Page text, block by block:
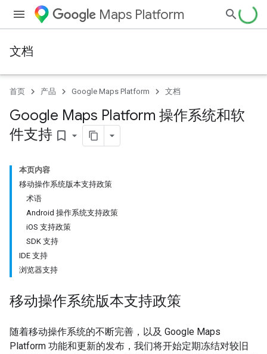
Maps Platform
文档
首页 产品 Google Maps Platform 文档
Google Maps Platform 操作系统和软
件支持 bookmark_border
本页内容
移动操作系统版本支持政策
术语
Android 操作系统支持政策
iOS 支持政策
SDK 支持
IDE 支持
浏览器支持
移动操作系统版本支持政策
随着移动操作系统的不断完善，以及 Google Maps
Platform 功能和更新的发布，我们将开始定期冻结对较旧